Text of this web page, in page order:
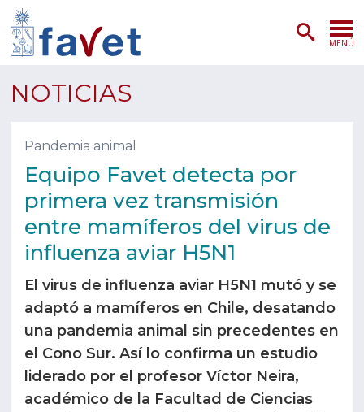
MENÚ
PREGRADO
POSTGRADO
INVESTIGACIÓN
EXTENSIÓN
SERVICIOS VETERINARIOS
FACULTAD
Estudiantes Funcionarios
NOTICIAS
Pandemia animal
Equipo Favet detecta por
primera vez transmisión
entre mamíferos del virus de
influenza aviar H5N1
El virus de influenza aviar H5N1 mutó y se
adaptó a mamíferos en Chile, desatando
una pandemia animal sin precedentes en
el Cono Sur. Así lo confirma un estudio
liderado por el profesor Víctor Neira,
académico de la Facultad de Ciencias